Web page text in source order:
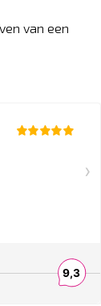
van een